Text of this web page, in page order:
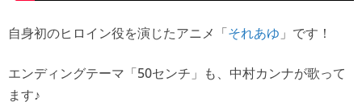
自身初のヒロイン役を演じたアニメ「それあゆ 」です！
エンディングテーマ「50センチ」も、中村カンナが歌って
ます♪